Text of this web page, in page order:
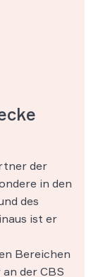
der
in den
des
ist er
Bereichen
der CBS